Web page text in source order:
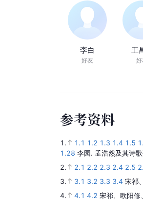
李白
好友
王
参考资料
1. 1.1 1.2 1.3 1.4 1.5
1.28 李园. 孟浩然及其诗
2.
2.1 2.2 2.3 2.4 2.5
3.
3.1 3.2 3.3 3.4 宋祁
4.
4.1 4.2 宋祁、欧阳